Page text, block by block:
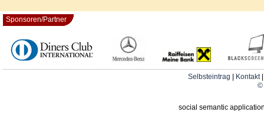
Sponsoren/Partner
Selbsteintrag Kontakt
©
social semantic